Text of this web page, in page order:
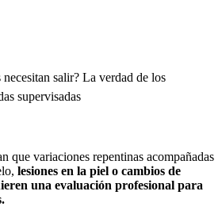
salir? La verdad de los
supervisadas
que variaciones repentinas acompañadas
lesiones en la piel o cambios de
una evaluación profesional para